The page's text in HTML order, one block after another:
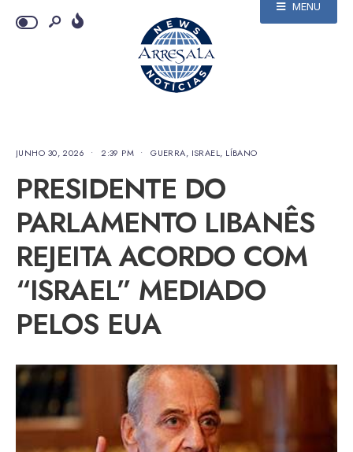
MENU
JUNHO 30, 2026 • 2:39 PM • GUERRA, ISRAEL, LÍBANO
PRESIDENTE DO
PARLAMENTO LIBANÊS
REJEITA ACORDO COM
“ISRAEL” MEDIADO
PELOS EUA